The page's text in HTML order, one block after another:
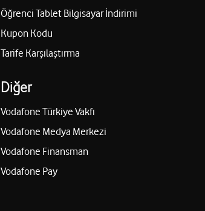
Öğrenci Tablet Bilgisayar İndirimi
Kupon Kodu
Tarife Karşılaştırma
Diğer
Vodafone Türkiye Vakfı
Vodafone Medya Merkezi
Vodafone Finansman
Vodafone Pay